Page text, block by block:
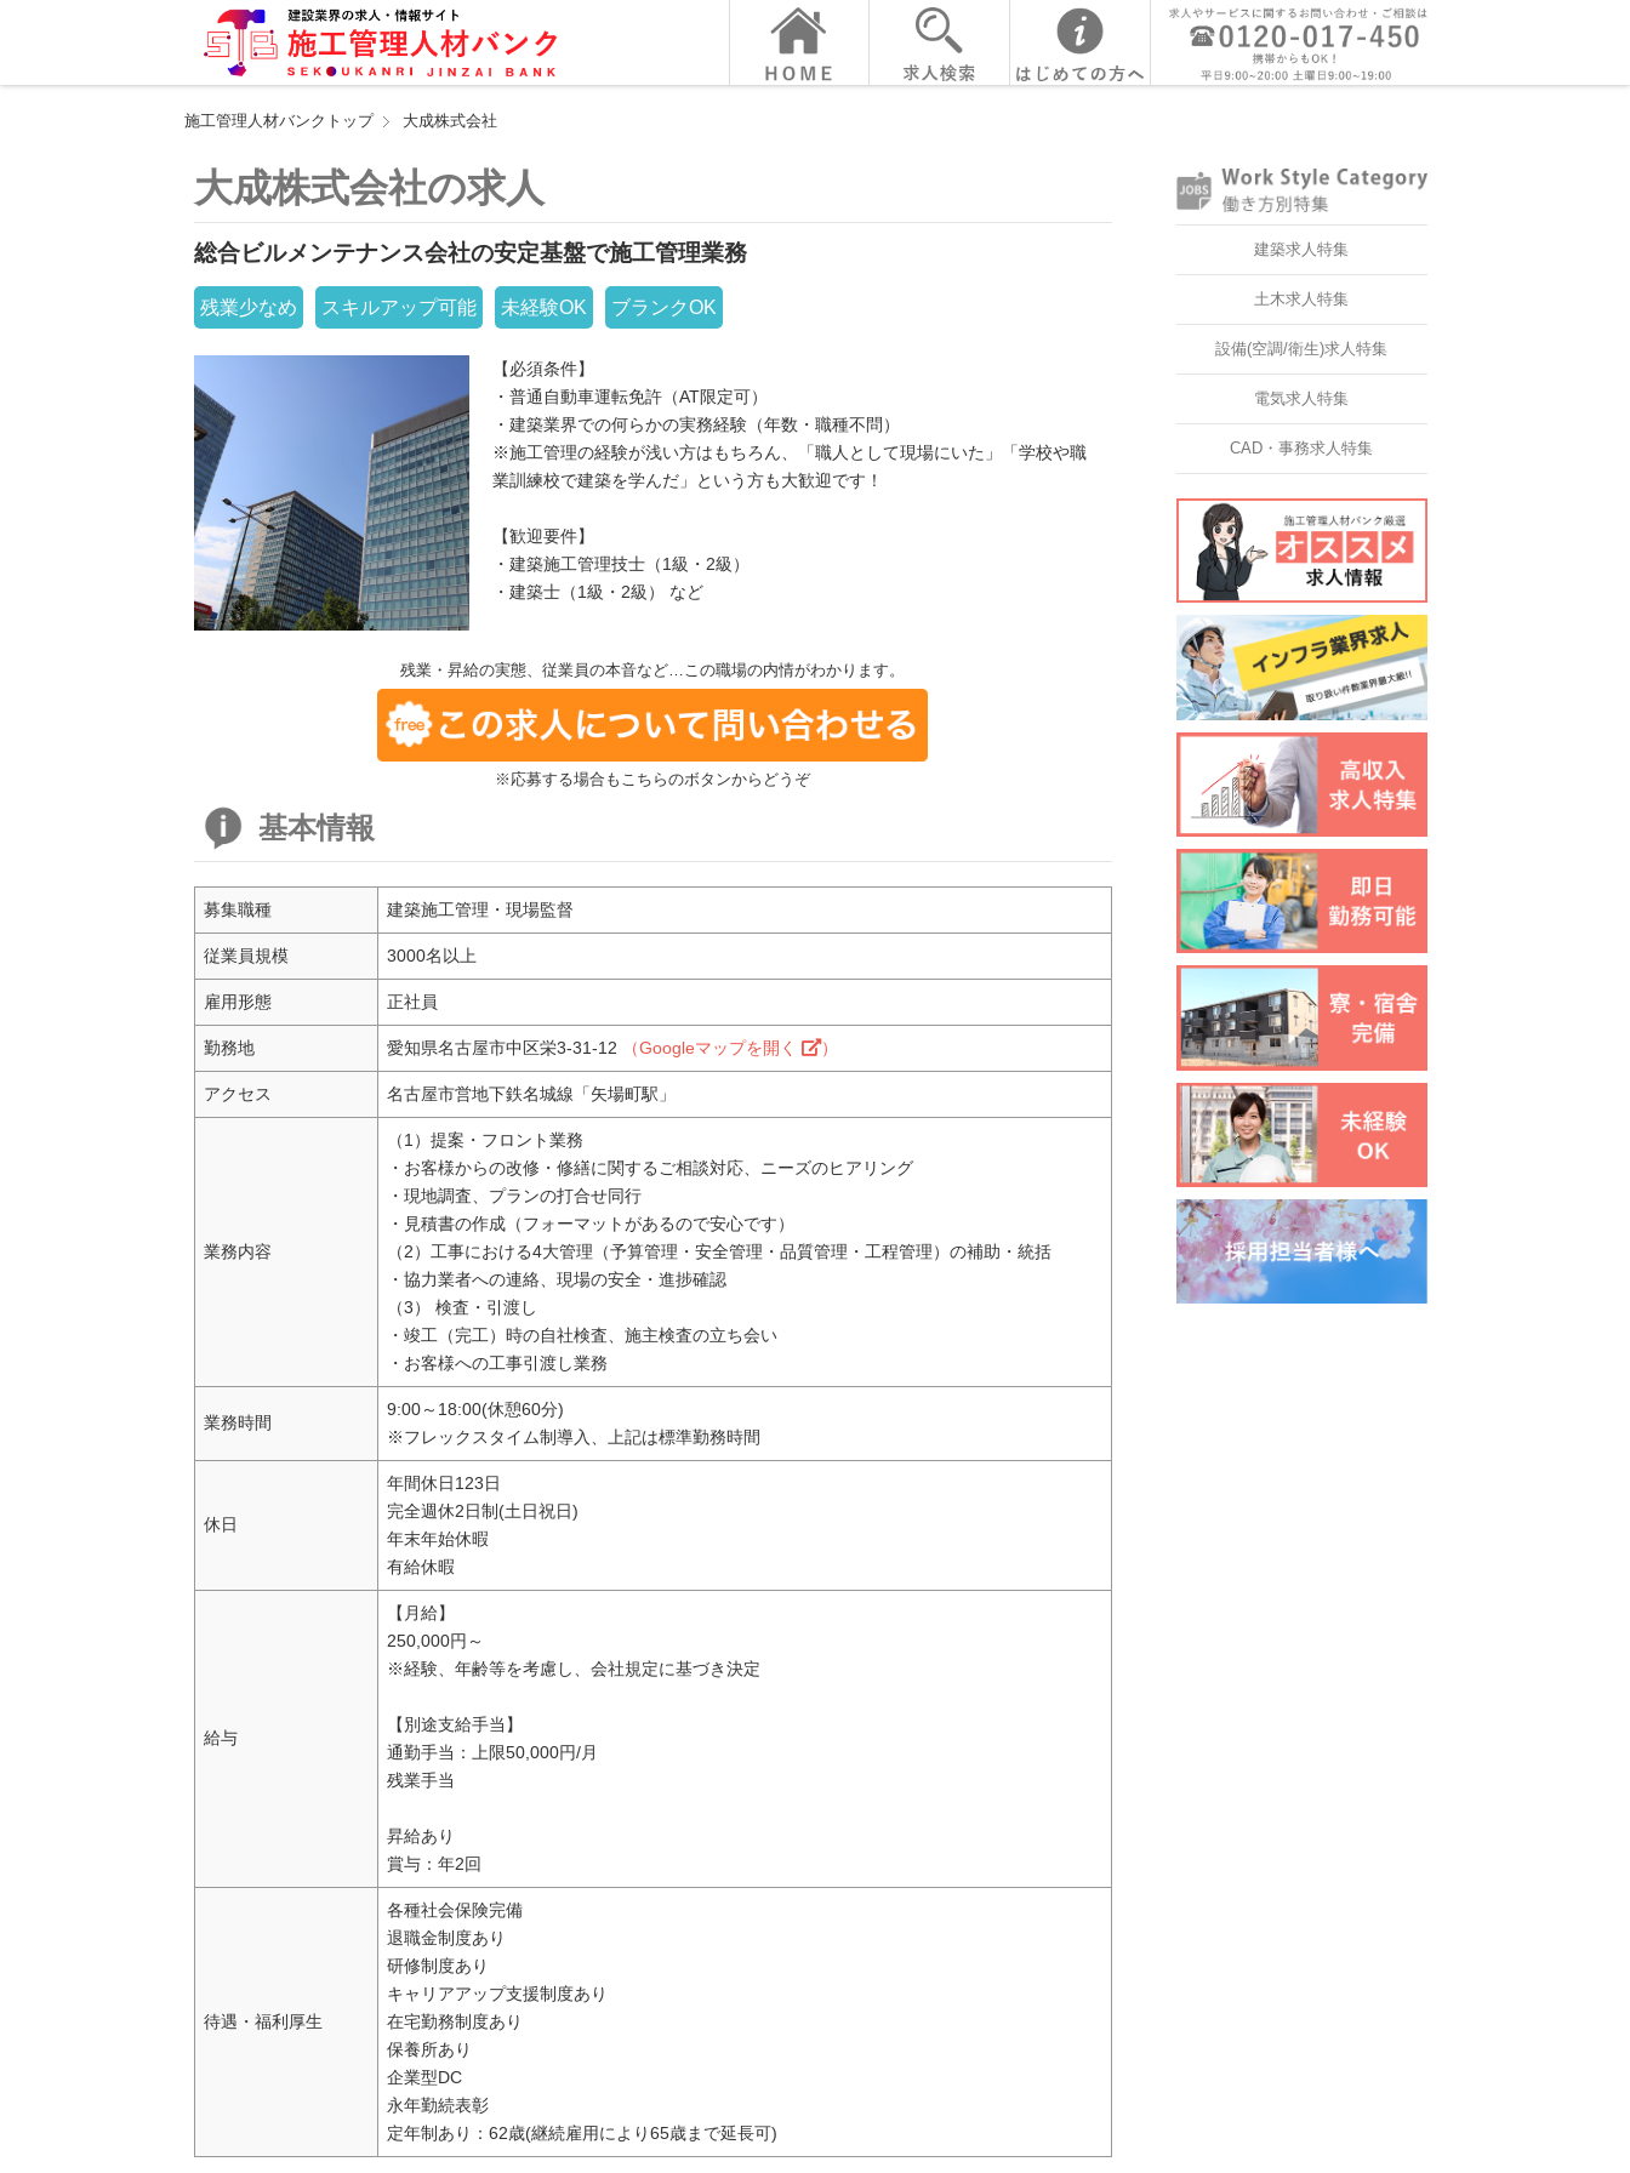
施工管理人材バンクトップ 大成株式会社
大成株式会社の求人
総合ビルメンテナンス会社の安定基盤で施工管理業務
残業少なめ スキルアップ可能 未経験OK ブランクOK
【必須条件】
・普通自動車運転免許（AT限定可）
・建築業界での何らかの実務経験（年数・職種不問）
※施工管理の経験が浅い方はもちろん、「職人として現場にいた」「学校や職
業訓練校で建築を学んだ」という方も大歓迎です！
【歓迎要件】
・建築施工管理技士（1級・2級）
・建築士（1級・2級） など
残業・昇給の実態、従業員の本音など…この職場の内情がわかります。
※応募する場合もこちらのボタンからどうぞ
基本情報
募集職種 建築施工管理・現場監督
従業員規模 3000名以上
雇用形態 正社員
勤務地 愛知県名古屋市中区栄3-31-12 （Googleマップを開く ）
アクセス 名古屋市営地下鉄名城線「矢場町駅」
業務内容
（1）提案・フロント業務
・お客様からの改修・修繕に関するご相談対応、ニーズのヒアリング
・現地調査、プランの打合せ同行
・見積書の作成（フォーマットがあるので安心です）
（2）工事における4大管理（予算管理・安全管理・品質管理・工程管理）の補助・統括
・協力業者への連絡、現場の安全・進捗確認
（3） 検査・引渡し
・竣工（完工）時の自社検査、施主検査の立ち会い
・お客様への工事引渡し業務
業務時間
9:00～18:00(休憩60分)
※フレックスタイム制導入、上記は標準勤務時間
休日
年間休日123日
完全週休2日制(土日祝日)
年末年始休暇
有給休暇
給与
【月給】
250,000円～
※経験、年齢等を考慮し、会社規定に基づき決定
【別途支給手当】
通勤手当：上限50,000円/月
残業手当
昇給あり
賞与：年2回
待遇・福利厚生
各種社会保険完備
退職金制度あり
研修制度あり
キャリアアップ支援制度あり
在宅勤務制度あり
保養所あり
企業型DC
永年勤続表彰
定年制あり：62歳(継続雇用により65歳まで延長可)
建築求人特集
土木求人特集
設備(空調/衛生)求人特集
電気求人特集
CAD・事務求人特集